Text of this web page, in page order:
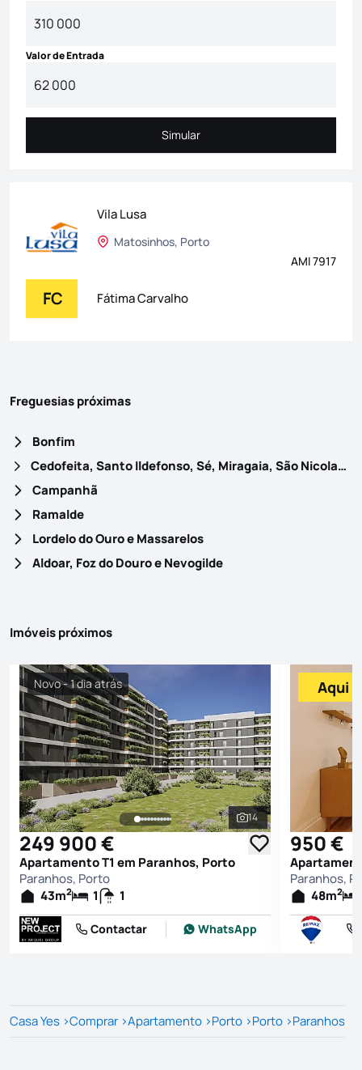
Valor de Entrada
Simular
Simular
Vila Lusa
Matosinhos, Porto
AMI 7917
FC Fátima Carvalho
Freguesias próximas
Bonfim
Cedofeita, Santo Ildefonso, Sé, Miragaia, São Nicolau e Vitória
Campanhã
Ramalde
Lordelo do Ouro e Massarelos
Aldoar, Foz do Douro e Nevogilde
Imóveis próximos
Ver todas as
14
Novo - 1 dia atrás
249 900 €
Apartamento T1 em Paranhos, Porto
Paranhos, Porto
43m2 1 1
Contactar WhatsApp
Aqui
950 €
Paranhos,
48m2
Casa Yes >Comprar >Apartamento >Porto >Porto >Paranhos